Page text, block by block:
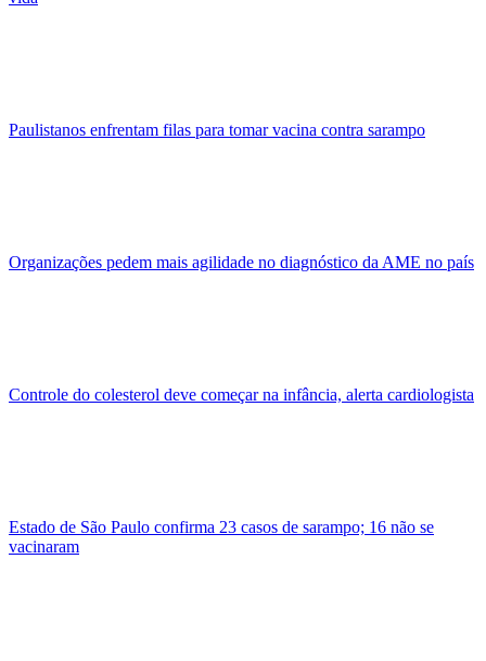
Paulistanos enfrentam filas para tomar vacina contra sarampo
Organizações pedem mais agilidade no diagnóstico da AME no país
Controle do colesterol deve começar na infância, alerta cardiologista
Estado de São Paulo confirma 23 casos de sarampo; 16 não se
vacinaram